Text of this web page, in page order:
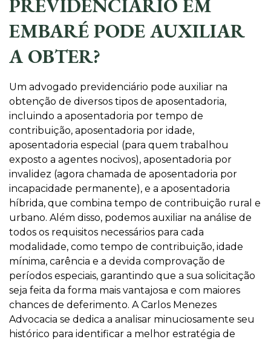
PREVIDENCIÁRIO EM
EMBARÉ PODE AUXILIAR
A OBTER?
Um advogado previdenciário pode auxiliar na
obtenção de diversos tipos de aposentadoria,
incluindo a aposentadoria por tempo de
contribuição, aposentadoria por idade,
aposentadoria especial (para quem trabalhou
exposto a agentes nocivos), aposentadoria por
invalidez (agora chamada de aposentadoria por
incapacidade permanente), e a aposentadoria
híbrida, que combina tempo de contribuição rural e
urbano. Além disso, podemos auxiliar na análise de
todos os requisitos necessários para cada
modalidade, como tempo de contribuição, idade
mínima, carência e a devida comprovação de
períodos especiais, garantindo que a sua solicitação
seja feita da forma mais vantajosa e com maiores
chances de deferimento. A Carlos Menezes
Advocacia se dedica a analisar minuciosamente seu
histórico para identificar a melhor estratégia de